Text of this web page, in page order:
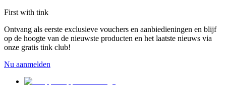
First with tink
Ontvang als eerste exclusieve vouchers en aanbiedieningen en blijf
op de hoogte van de nieuwste producten en het laatste nieuws via
onze gratis tink club!
Nu aanmelden